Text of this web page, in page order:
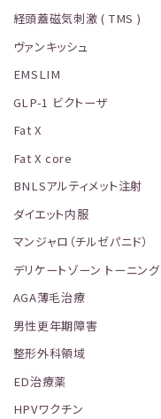
経頭蓋磁気刺激 ( TMS )
ヴァンキッシュ
EMSLIM
GLP-1 ビクトーザ
Fat X
Fat X core
BNLSアルティメット注射
ダイエット内服
マンジャロ（チルゼパニド）
デリケートゾーン トーニング
AGA薄毛治療
男性更年期障害
整形外科領域
ED治療薬
HPVワクチン